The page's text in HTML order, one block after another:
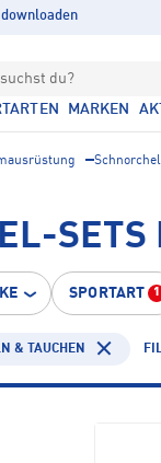
downloaden
du?
MARKEN
Schnorchel
SPORTART 1
& TAUCHEN